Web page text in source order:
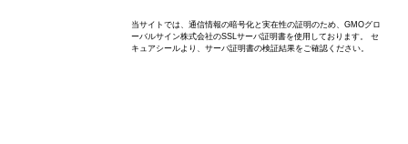
当サイトでは、通信情報の暗号化と実在性の証明のため、GMOグロ
ーバルサイン株式会社のSSLサーバ証明書を使用しております。 セ
キュアシールより、サーバ証明書の検証結果をご確認ください。